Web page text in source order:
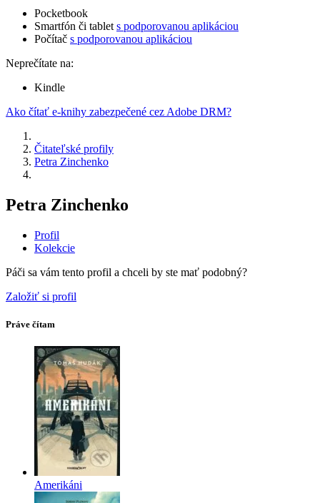
Pocketbook
Smartfón či tablet s podporovanou aplikáciou
Počítač s podporovanou aplikáciou
Neprečítate na:
Kindle
Ako čítať e-knihy zabezpečené cez Adobe DRM?
Čitateľské profily
Petra Zinchenko
Petra Zinchenko
Profil
Kolekcie
Páči sa vám tento profil a chceli by ste mať podobný?
Založiť si profil
Práve čítam
Amerikáni